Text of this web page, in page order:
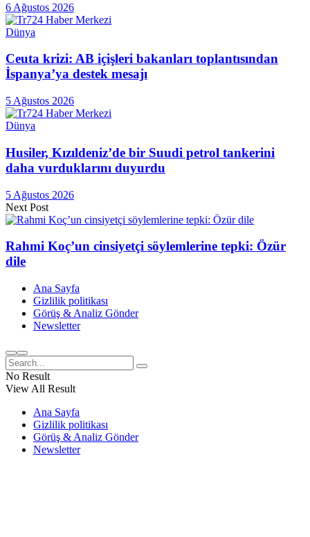
6 Ağustos 2026
Dünya
Ceuta krizi: AB içişleri bakanları toplantısından
İspanya’ya destek mesajı
5 Ağustos 2026
Dünya
Husiler, Kızıldeniz’de bir Suudi petrol tankerini
daha vurduklarını duyurdu
5 Ağustos 2026
Next Post
Rahmi Koç’un cinsiyetçi söylemlerine tepki: Özür
dile
Ana Sayfa
Gizlilik politikası
Görüş & Analiz Gönder
Newsletter
No Result
View All Result
Ana Sayfa
Gizlilik politikası
Görüş & Analiz Gönder
Newsletter